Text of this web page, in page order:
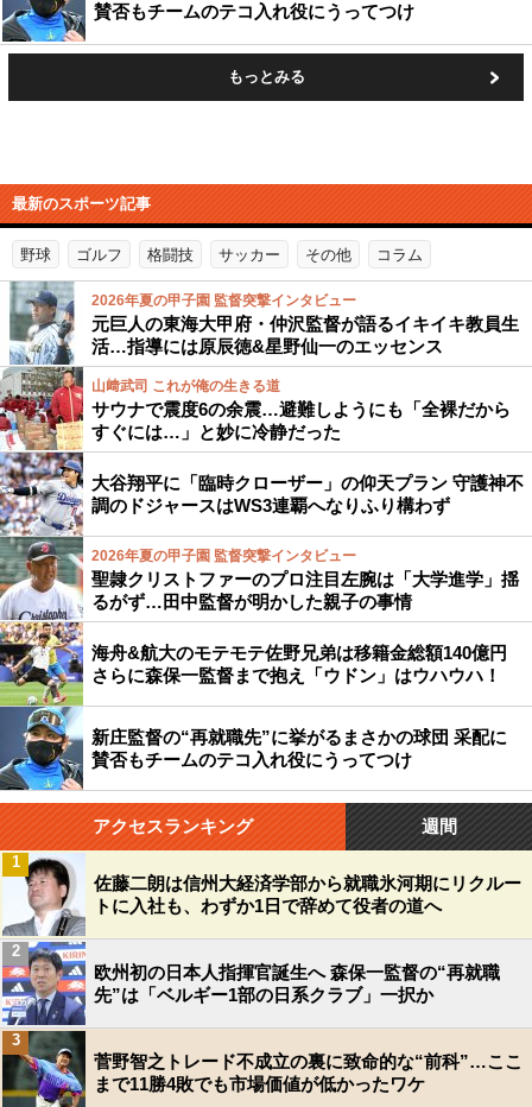
賛否もチームのテコ入れ役にうってつけ
もっとみる
最新のスポーツ記事
野球 ゴルフ 格闘技 サッカー その他 コラム
2026年夏の甲子園 監督突撃インタビュー
元巨人の東海大甲府・仲沢監督が語るイキイキ教員生
活…指導には原辰徳&星野仙一のエッセンス
山﨑武司 これが俺の生きる道
サウナで震度6の余震…避難しようにも「全裸だから
すぐには…」と妙に冷静だった
大谷翔平に「臨時クローザー」の仰天プラン 守護神不
調のドジャースはWS3連覇へなりふり構わず
2026年夏の甲子園 監督突撃インタビュー
聖隷クリストファーのプロ注目左腕は「大学進学」揺
るがず…田中監督が明かした親子の事情
海舟&航大のモテモテ佐野兄弟は移籍金総額140億円
さらに森保一監督まで抱え「ウドン」はウハウハ！
新庄監督の“再就職先”に挙がるまさかの球団 采配に
賛否もチームのテコ入れ役にうってつけ
アクセスランキング 週間
佐藤二朗は信州大経済学部から就職氷河期にリクルー
トに入社も、わずか1日で辞めて役者の道へ
1
欧州初の日本人指揮官誕生へ 森保一監督の“再就職
先”は「ベルギー1部の日系クラブ」一択か
2
菅野智之トレード不成立の裏に致命的な“前科”…ここ
まで11勝4敗でも市場価値が低かったワケ
3